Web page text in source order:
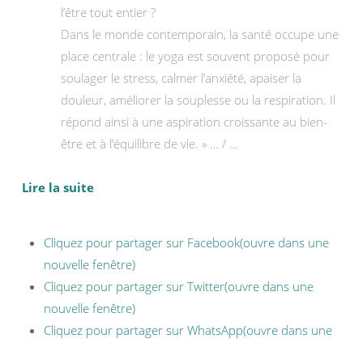
l’être tout entier ?
Dans le monde contemporain, la santé occupe une
place centrale : le yoga est souvent proposé pour
soulager le stress, calmer l’anxiété, apaiser la
douleur, améliorer la souplesse ou la respiration. Il
répond ainsi à une aspiration croissante au bien-
être et à l’équilibre de vie. » … / …
Lire la suite
Cliquez pour partager sur Facebook(ouvre dans une
nouvelle fenêtre)
Cliquez pour partager sur Twitter(ouvre dans une
nouvelle fenêtre)
Cliquez pour partager sur WhatsApp(ouvre dans une